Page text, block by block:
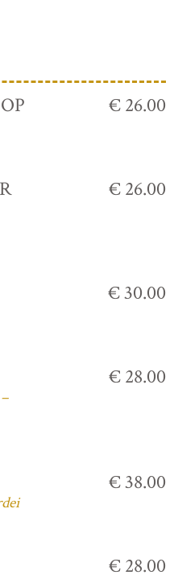
€ 26.00
€ 26.00
€ 30.00
€ 28.00
€ 38.00
€ 28.00